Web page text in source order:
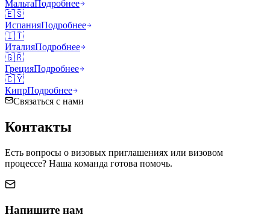
МальтаПодробнее
🇪🇸
ИспанияПодробнее
🇮🇹
ИталияПодробнее
🇬🇷
ГрецияПодробнее
🇨🇾
КипрПодробнее
Связаться с нами
Контакты
Есть вопросы о визовых приглашениях или визовом
процессе? Наша команда готова помочь.
Напишите нам